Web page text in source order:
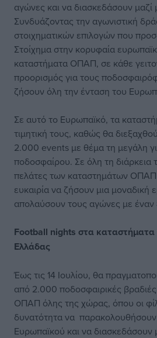
αγώνες και να διασκεδάσουν μαζί
Συνδυάζοντας την αγωνιστική
στοιχηματικών επιλογών που
Στοίχημα στην κορυφαία
καταστήματα ΟΠΑΠ, σε κάθε
προορισμός για τους
ζήσουν όλη την ένταση του
Σε αυτό το Ευρωπαϊκό, τα
τιμητική τους, καθώς θα
2.000 events με θέμα τη μεγάλη
ποδοσφαίρου. Σε όλη τη διάρκεια
πελάτες των καταστημάτων ΟΠΑΠ
ευκαιρία να ζήσουν μια μοναδική
απολαύσουν τους αγώνες με έναν
Football nights στα
Ελλάδας
Έως τις 14 Ιουλίου, θα
από 2.000 ποδοσφαιρικές
ΟΠΑΠ όλης της χώρας, όπου οι
δυνατότητα να
Ευρωπαϊκού και να διασκεδάσουν